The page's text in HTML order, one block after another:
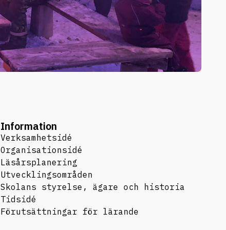
Information
Verksamhetsidé
Organisationsidé
Läsårsplanering
Utvecklingsområden
Skolans styrelse, ägare och historia
Tidsidé
Förutsättningar för lärande